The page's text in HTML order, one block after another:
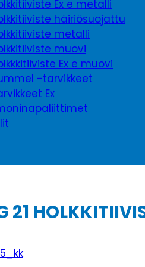
Ex e metalli
häiriösuojattu
metalli
muovi
Ex e muovi
-tarvikkeet
Ex
21